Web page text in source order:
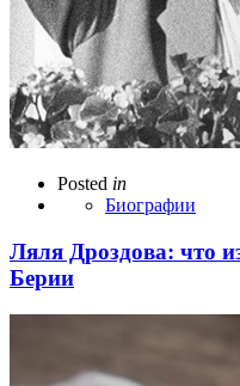
Posted in
Биографии
Ляля Дроздова: что
Берии